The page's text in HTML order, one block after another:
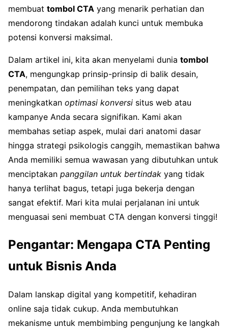
membuat tombol CTA yang menarik perhatian dan
mendorong tindakan adalah kunci untuk membuka
potensi konversi maksimal.
Dalam artikel ini, kita akan menyelami dunia tombol
CTA, mengungkap prinsip-prinsip di balik desain,
penempatan, dan pemilihan teks yang dapat
meningkatkan optimasi konversi situs web atau
kampanye Anda secara signifikan. Kami akan
membahas setiap aspek, mulai dari anatomi dasar
hingga strategi psikologis canggih, memastikan bahwa
Anda memiliki semua wawasan yang dibutuhkan untuk
menciptakan panggilan untuk bertindak yang tidak
hanya terlihat bagus, tetapi juga bekerja dengan
sangat efektif. Mari kita mulai perjalanan ini untuk
menguasai seni membuat CTA dengan konversi tinggi!
Pengantar: Mengapa CTA Penting
untuk Bisnis Anda
Dalam lanskap digital yang kompetitif, kehadiran
online saja tidak cukup. Anda membutuhkan
mekanisme untuk membimbing pengunjung ke langkah